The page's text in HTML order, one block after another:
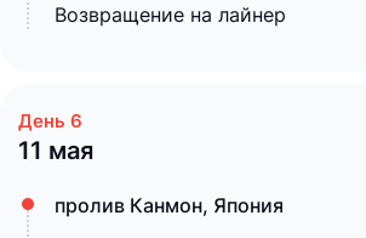
Возвращение на лайнер
11 мая
пролив Канмон, Япония